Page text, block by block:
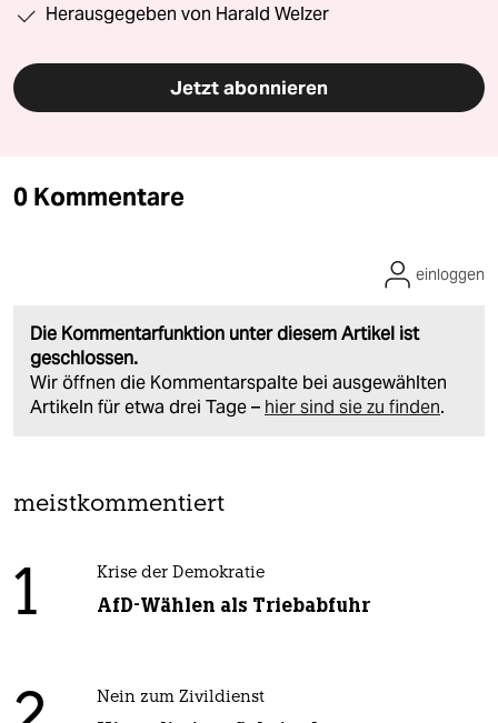
Herausgegeben von Harald Welzer
Jetzt abonnieren
0 Kommentare
Die Kommentarfunktion unter diesem Artikel ist
geschlossen.
Wir öffnen die Kommentarspalte bei ausgewählten
Artikeln für etwa drei Tage – hier sind sie zu finden.
einloggen
meistkommentiert
1 Krise der Demokratie
AfD-Wählen als Triebabfuhr
Nein zum Zivildienst